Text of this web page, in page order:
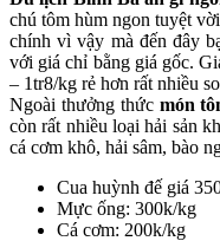
chú tôm hùm ngon tuyệt
chính vì vậy mà đến đây
với giá chỉ bằng giá gốc.
– 1tr8/kg rẻ hơn rất nhiều
Ngoài thưởng thức món
còn rất nhiều loại hải sản
cá cơm khô, hải sâm, bào
Cua huỳnh đế giá
Mực ống: 300k/kg
Cá cơm: 200k/kg